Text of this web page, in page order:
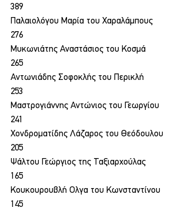
389
Παλαιολόγου Μαρία του Χαραλάμπους
276
Μυκωνιάτης Αναστάσιος του Κοσμά
265
Αντωνιάδης Σοφοκλής του Περικλή
253
Μαστρογιάννης Αντώνιος του Γεωργίου
241
Χονδροματίδης Λάζαρος του Θεόδουλου
205
Ψάλτου Γεώργιος της Ταξιαρχούλας
165
Κουκουρουβλή Ολγα του Κωνσταντίνου
145